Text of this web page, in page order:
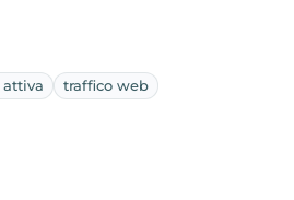
traffico web